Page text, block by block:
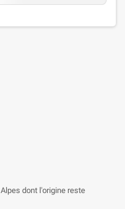
dont l'origine reste